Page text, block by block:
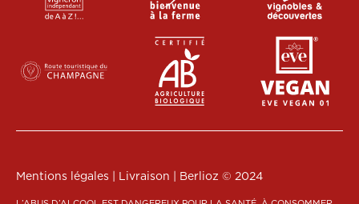
Mentions légales Livraison Berlioz © 2024